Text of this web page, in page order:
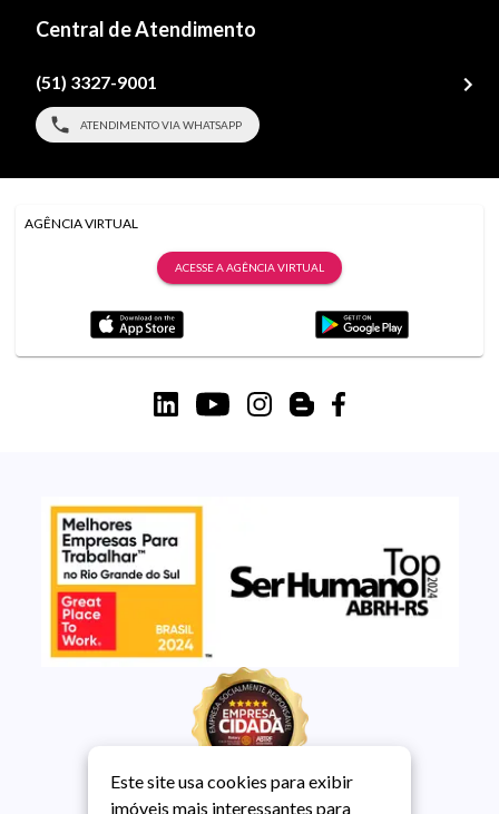
Central de Atendimento
(51) 3327-9001
ATENDIMENTO VIA WHATSAPP
AGÊNCIA VIRTUAL
ACESSE A AGÊNCIA VIRTUAL
Este site usa cookies para exibir
imóveis mais interessantes para